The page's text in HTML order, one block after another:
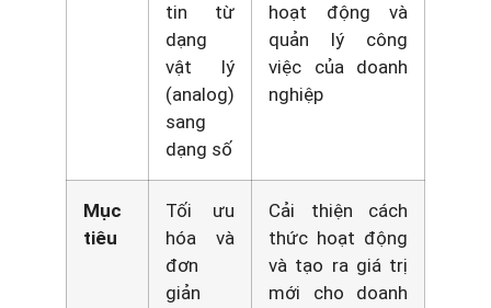
tin từ
dạng
vật lý
(analog)
sang
dạng số
hoạt động và
quản lý công
việc của doanh
nghiệp
Mục
tiêu
Tối ưu
hóa và
đơn
giản
Cải thiện cách
thức hoạt động
và tạo ra giá trị
mới cho doanh